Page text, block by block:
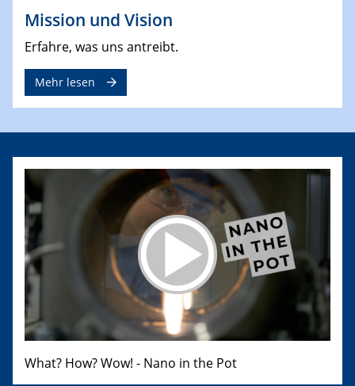
Mission und Vision
Erfahre, was uns antreibt.
Mehr lesen
What? How? Wow! - Nano in the Pot